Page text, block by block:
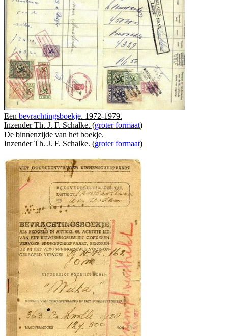
Een bevrachtingsboekje. 1972-1979.
Inzender Th. J. F. Schalke. (groter formaat)
De binnenzijde van het boekje.
Inzender Th. J. F. Schalke. (groter formaat)